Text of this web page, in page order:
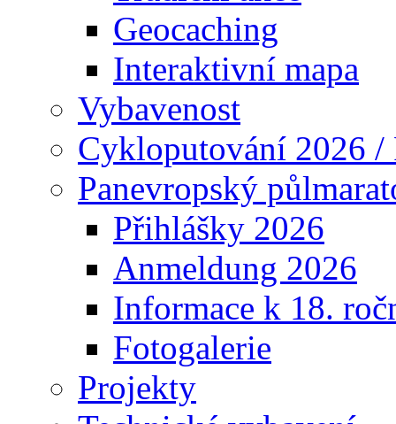
Geocaching
Interaktivní mapa
Vybavenost
Cykloputování 2026 /
Panevropský
Přihlášky 2026
Anmeldung 2026
Informace k 18.
Fotogalerie
Projekty